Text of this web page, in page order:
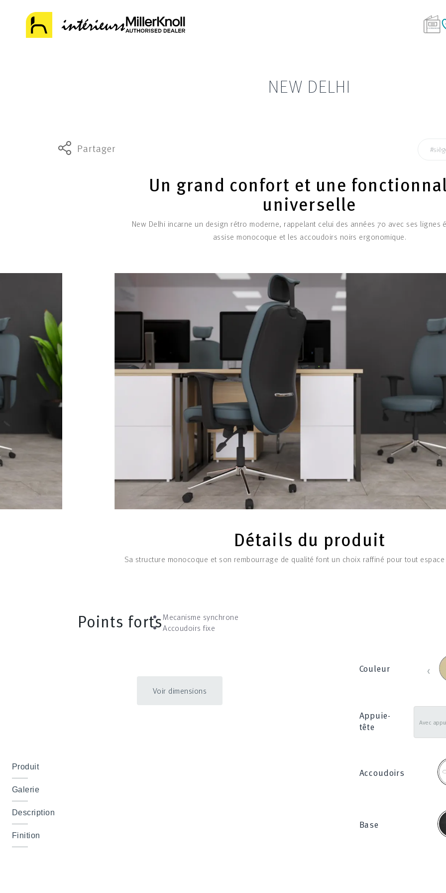
Produit
Galerie
Description
Finition
NEW DELHI
Partager
Un grand confort et une
universelle
New Delhi incarne un design rétro moderne, rappelant celui des années 70 avec ses lignes
assise monocoque et les accoudoirs noirs ergonomique.
Détails du produit
Sa structure monocoque et son rembourrage de qualité font un choix raffiné pour tout
Points fortsMecanisme synchrone
Accoudoirs fixe
Voir dimensions
Couleur
_
‹
Appuie-
tête
Accoudoirs
Base